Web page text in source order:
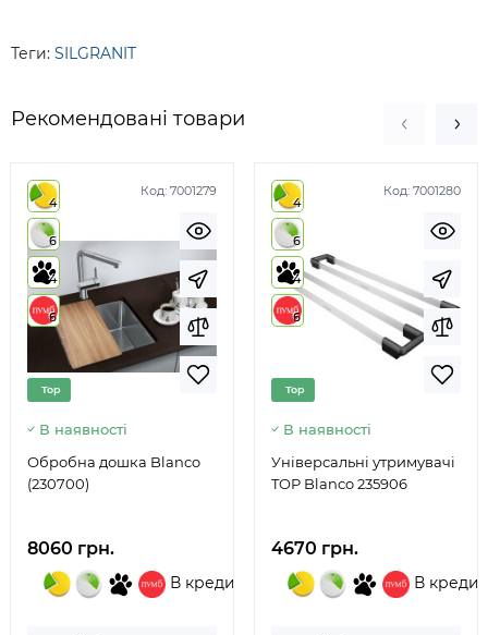
Теги: SILGRANIT
Рекомендовані товари
Код: 7001279
4
6
4
6
Top
В наявності
Обробна дошка Blanco
(230700)
8060 грн.
В кредит
Код: 7001280
4
6
4
6
Top
В наявності
Універсальні утримувачі
TOP Blanco 235906
4670 грн.
В кредит